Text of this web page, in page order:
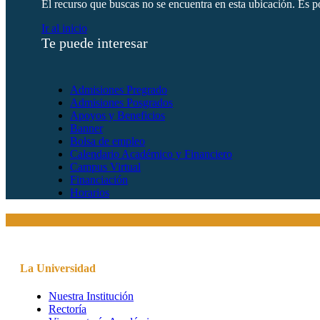
El recurso que buscas no se encuentra en esta ubicación. Es
Ir al inicio
Te puede interesar
Admisiones Pregrado
Admisiones Posgrados
Apoyos y Beneficios
Banner
Bolsa de empleo
Calendario Académico y Financiero
Campus Virtual
Financiación
Horarios
La Universidad
Nuestra Institución
Rectoría